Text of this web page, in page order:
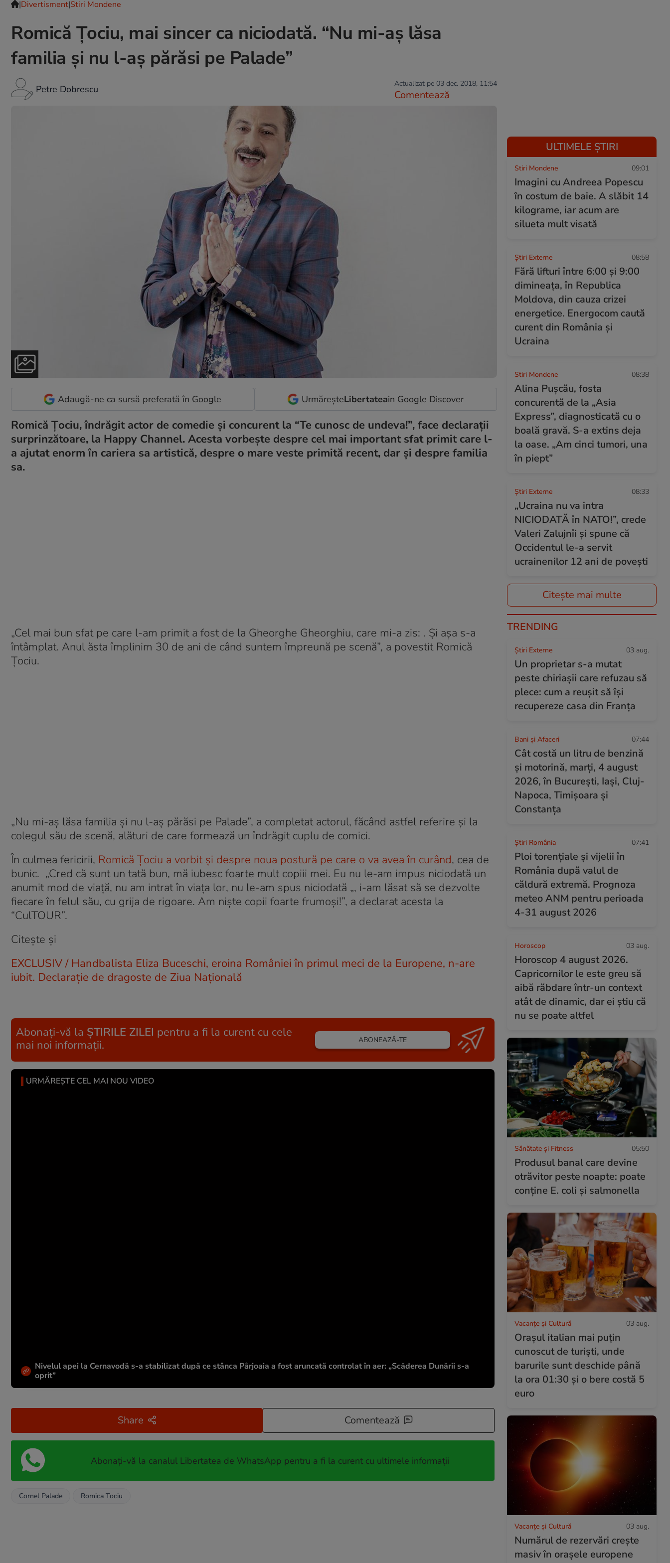
|Divertisment|Stiri Mondene
Romică Țociu, mai sincer ca niciodată. “Nu mi-aș lăsa
familia și nu l-aș părăsi pe Palade”
Petre Dobrescu Actualizat pe 03 dec. 2018, 11:54
Comentează
Adaugă-ne ca sursă preferată în Google UrmăreșteLibertateain Google Discover
Romică Țociu, îndrăgit actor de comedie și concurent la “Te cunosc de undeva!”, face declarații
surprinzătoare, la Happy Channel. Acesta vorbește despre cel mai important sfat primit care l-
a ajutat enorm în cariera sa artistică, despre o mare veste primită recent, dar și despre familia
sa.
„Cel mai bun sfat pe care l-am primit a fost de la Gheorghe Gheorghiu, care mi-a zis: . Și așa s-a
întâmplat. Anul ăsta împlinim 30 de ani de când suntem împreună pe scenă”, a povestit Romică
Țociu.
„Nu mi-aș lăsa familia și nu l-aș părăsi pe Palade”, a completat actorul, făcând astfel referire și la
colegul său de scenă, alături de care formează un îndrăgit cuplu de comici.
În culmea fericirii, Romică Țociu a vorbit și despre noua postură pe care o va avea în curând, cea de
bunic. „Cred că sunt un tată bun, mă iubesc foarte mult copiii mei. Eu nu le-am impus niciodată un
anumit mod de viață, nu am intrat în viața lor, nu le-am spus niciodată „, i-am lăsat să se dezvolte
fiecare în felul său, cu grija de rigoare. Am niște copii foarte frumoși!”, a declarat acesta la
“CulTOUR”.
Citește și
EXCLUSIV / Handbalista Eliza Buceschi, eroina României în primul meci de la Europene, n-are
iubit. Declarație de dragoste de Ziua Națională
Abonați-vă la ȘTIRILE ZILEI pentru a fi la curent cu cele
mai noi informații.
ABONEAZĂ-TE
URMĂREȘTE CEL MAI NOU VIDEO
Nivelul apei la Cernavodă s-a stabilizat după ce stânca Pârjoaia a fost aruncată controlat în aer: „Scăderea Dunării s-a
oprit”
Share Comentează
Abonați-vă la canalul Libertatea de WhatsApp pentru a fi la curent cu ultimele informații
Cornel Palade Romica Tociu
ULTIMELE ȘTIRI
Stiri Mondene 09:01
Imagini cu Andreea Popescu
în costum de baie. A slăbit 14
kilograme, iar acum are
silueta mult visată
Știri Externe 08:58
Fără lifturi între 6:00 și 9:00
dimineața, în Republica
Moldova, din cauza crizei
energetice. Energocom caută
curent din România și
Ucraina
Stiri Mondene 08:38
Alina Pușcău, fosta
concurentă de la „Asia
Express”, diagnosticată cu o
boală gravă. S-a extins deja
la oase. „Am cinci tumori, una
în piept”
Știri Externe 08:33
„Ucraina nu va intra
NICIODATĂ în NATO!”, crede
Valeri Zalujnîi și spune că
Occidentul le-a servit
ucrainenilor 12 ani de povești
Citește mai multe
TRENDING
Știri Externe 03 aug.
Un proprietar s-a mutat
peste chiriașii care refuzau să
plece: cum a reușit să își
recupereze casa din Franța
Bani și Afaceri 07:44
Cât costă un litru de benzină
și motorină, marți, 4 august
2026, în București, Iași, Cluj-
Napoca, Timișoara și
Constanța
Știri România 07:41
Ploi torențiale și vijelii în
România după valul de
căldură extremă. Prognoza
meteo ANM pentru perioada
4-31 august 2026
Horoscop 03 aug.
Horoscop 4 august 2026.
Capricornilor le este greu să
aibă răbdare într-un context
atât de dinamic, dar ei știu că
nu se poate altfel
Sănătate și Fitness 05:50
Produsul banal care devine
otrăvitor peste noapte: poate
conține E. coli și salmonella
Vacanțe și Cultură 03 aug.
Orașul italian mai puțin
cunoscut de turiști, unde
barurile sunt deschide până
la ora 01:30 și o bere costă 5
euro
Vacanțe și Cultură 03 aug.
Numărul de rezervări crește
masiv în orașele europene